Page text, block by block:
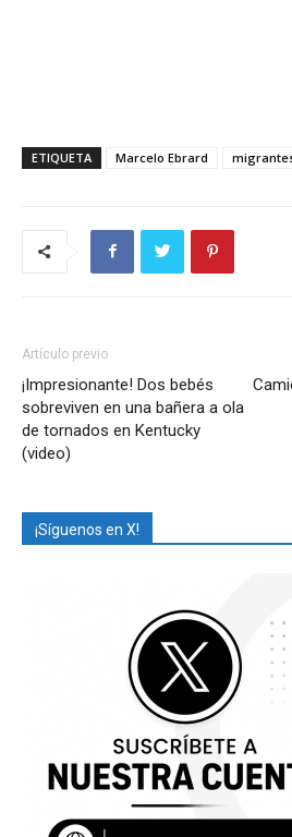
ETIQUETA Marcelo Ebrard
Artículo previo
¡Impresionante! Dos bebés
sobreviven en una bañera a ola
de tornados en Kentucky
(video)
¡Síguenos en X!